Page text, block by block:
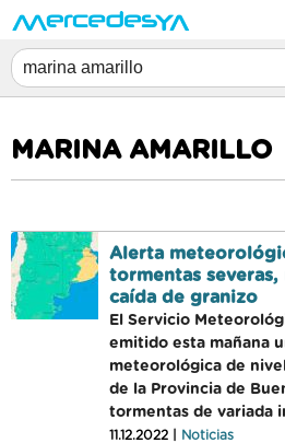
MARINA AMARILLO
Alerta
tormentas
caída de granizo
El Servicio
emitido esta mañana
meteorológica de
de la Provincia de
tormentas de variada
11.12.2022 | Noticias